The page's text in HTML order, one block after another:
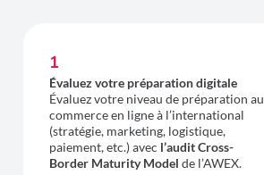
1
Évaluez votre préparation digitale
Évaluez votre niveau de préparation au
commerce en ligne à l’international
(stratégie, marketing, logistique,
paiement, etc.) avec l’audit Cross-
Border Maturity Model de l’AWEX.